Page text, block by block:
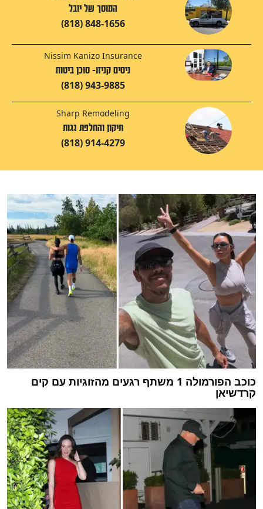
המוסך של יובל
(818) 848-1656
Nissim Kanizo Insurance
ניסים קניזו- סוכן ביטוח
(818) 943-9885
Sharp Remodeling
תיקון והחלפת גגות
(818) 914-4279
כוכב הפורמולה 1 משתף רגעים מהזוגיות עם קים
קרדשיאן